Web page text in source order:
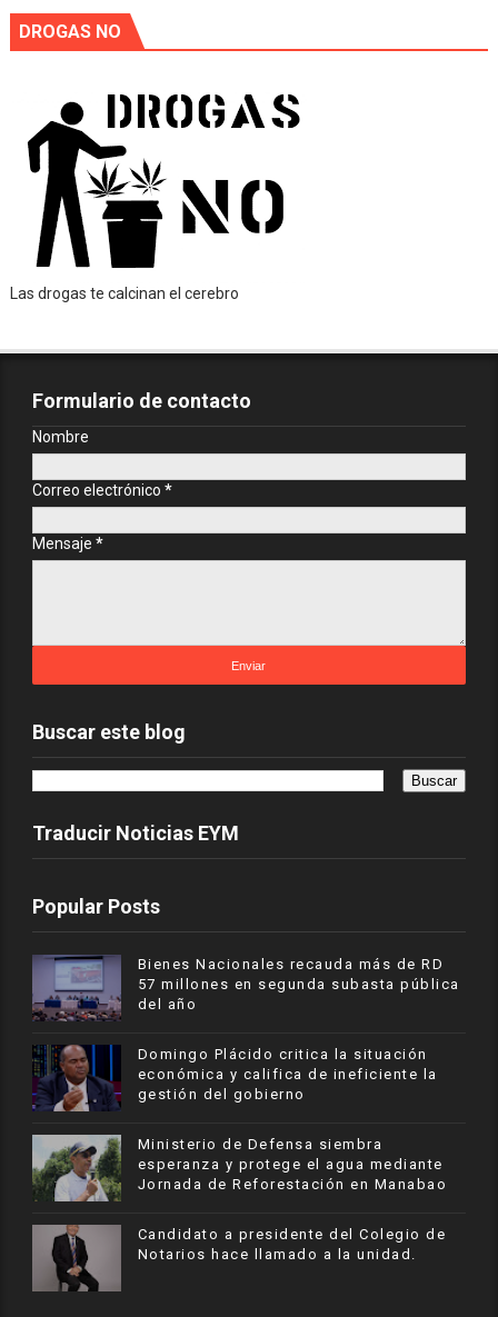
DROGAS NO
Las drogas te calcinan el cerebro
Formulario de contacto
Nombre
Correo electrónico *
Mensaje *
Buscar este blog
Traducir Noticias EYM
Popular Posts
Bienes Nacionales recauda más de RD
57 millones en segunda subasta pública
del año
​Domingo Plácido critica la situación
económica y califica de ineficiente la
gestión del gobierno
Ministerio de Defensa siembra
esperanza y protege el agua mediante
Jornada de Reforestación en Manabao
Candidato a presidente del Colegio de
Notarios hace llamado a la unidad.